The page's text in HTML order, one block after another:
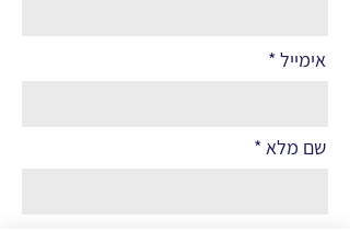
אימייל
שם מלא